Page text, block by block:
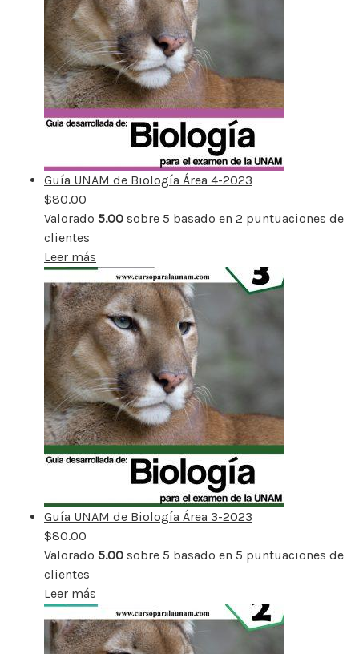
Guía UNAM de Biología Área 4-2023
$80.00
Valorado 5.00 sobre 5 basado en 2 puntuaciones de
clientes
Leer más
Guía UNAM de Biología Área 3-2023
$80.00
Valorado 5.00 sobre 5 basado en 5 puntuaciones de
clientes
Leer más